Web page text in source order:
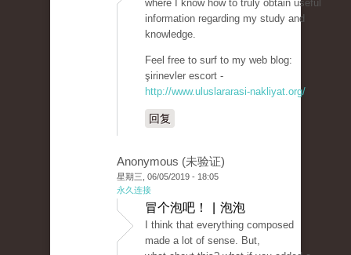
where I know how to truly obtain useful
information regarding my study and
knowledge.
Feel free to surf to my web blog:
şirinevler escort -
http://www.uluslararasi-nakliyat.org/
回复
Anonymous (未验证)
星期三, 06/05/2019 - 18:05
永久连接
冒个泡吧！ | 泡泡
I think that everything composed
made a lot of sense. But,